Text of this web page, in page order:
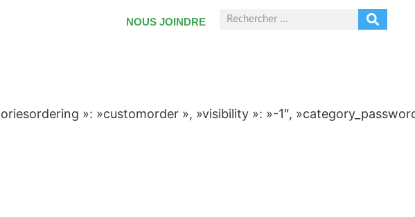
NOUS JOINDRE
»: »customorder », »visibility »: »-1″,